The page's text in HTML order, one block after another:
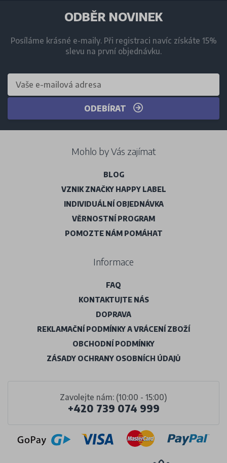
ODBĚR NOVINEK
Posíláme krásné e-maily. Při registraci navíc získáte 15%
slevu na první objednávku.
ODEBÍRAT
Zavolejte nám: (10:00 - 15:00)
+420 739 074 999
Mohlo by Vás zajímat
BLOG
VZNIK ZNAČKY HAPPY LABEL
INDIVIDUÁLNÍ OBJEDNÁVKA
VĚRNOSTNÍ PROGRAM
POMOZTE NÁM POMÁHAT
Informace
FAQ
KONTAKTUJTE NÁS
DOPRAVA
REKLAMAČNÍ PODMÍNKY A VRÁCENÍ ZBOŽÍ
OBCHODNÍ PODMÍNKY
ZÁSADY OCHRANY OSOBNÍCH ÚDAJŮ